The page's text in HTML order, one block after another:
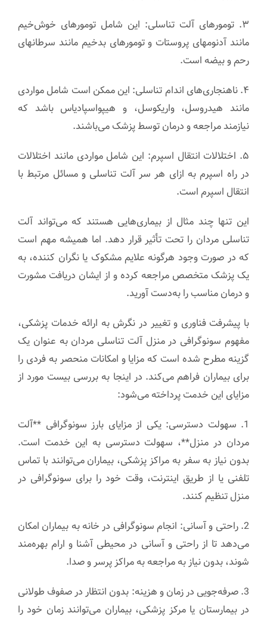
۳. تومورهای آلت تناسلی: این شامل تومورهای خوش‌خیم
مانند آدنومهای پروستات و تومورهای بدخیم مانند سرطانهای
رحم و بیضه است.
۴. ناهنجاری‌های اندام تناسلی: این ممکن است شامل مواردی
مانند هیدروسل، واریکوسل، و هیپواسپادیاس باشد که
نیازمند مراجعه و درمان توسط پزشک می‌باشند.
۵. اختلالات انتقال اسپرم: این شامل مواردی مانند اختلالات
در راه اسپرم به ازای هر سر آلت تناسلی و مسائل مرتبط با
انتقال اسپرم است.
این تنها چند مثال از بیماری‌هایی هستند که می‌تواند آلت
تناسلی مردان را تحت تأثیر قرار دهد. اما همیشه مهم است
که در صورت وجود هرگونه علایم مشکوک یا نگران کننده، به
یک پزشک متخصص مراجعه کرده و از ایشان دریافت مشورت
و درمان مناسب را به‌دست آورید.
با پیشرفت فناوری و تغییر در نگرش به ارائه خدمات پزشکی،
مفهوم سونوگرافی در منزل آلت تناسلی مردان به عنوان یک
گزینه مطرح شده است که مزایا و امکانات منحصر به فردی را
برای بیماران فراهم می‌کند. در اینجا به بررسی بیست مورد از
مزایای این خدمت پرداخته می‌شود:
1. سهولت دسترسی: یکی از مزایای بارز سونوگرافی **آلت
مردان در منزل**، سهولت دسترسی به این خدمت است.
بدون نیاز به سفر به مراکز پزشکی، بیماران می‌توانند با تماس
تلفنی یا از طریق اینترنت، وقت خود را برای سونوگرافی در
منزل تنظیم کنند.
2. راحتی و آسانی: انجام سونوگرافی در خانه به بیماران امکان
می‌دهد تا از راحتی و آسانی در محیطی آشنا و ارام بهره‌مند
شوند، بدون نیاز به مراجعه به مراکز پرسر و صدا.
3. صرفه‌جویی در زمان و هزینه: بدون انتظار در صفوف طولانی
در بیمارستان یا مرکز پزشکی، بیماران می‌توانند زمان خود را